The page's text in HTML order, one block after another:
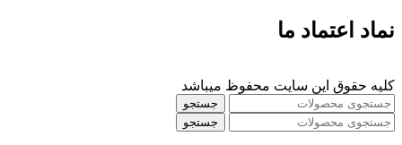
نماد اعتماد ما
کلیه حقوق این سایت محفوظ میباشد
جستجو
جستجو